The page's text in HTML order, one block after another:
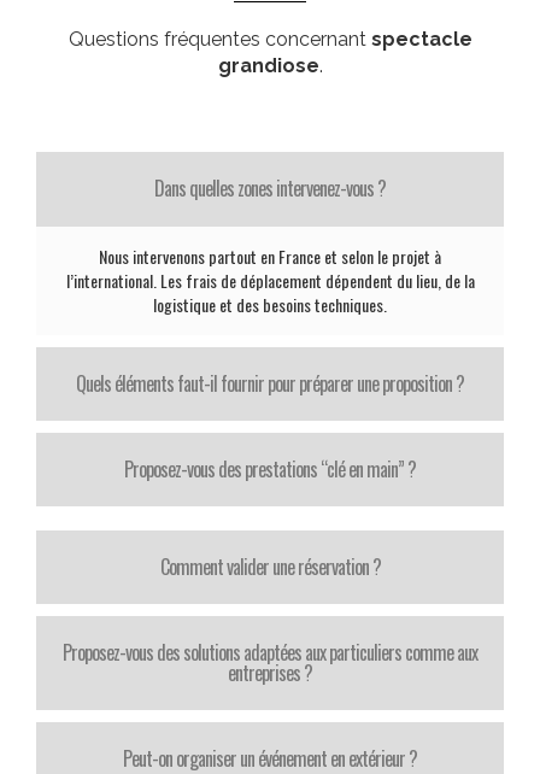
Questions fréquentes concernant spectacle
grandiose.
Dans quelles zones intervenez-vous ?
Nous intervenons partout en France et selon le projet à
l’international. Les frais de déplacement dépendent du lieu, de la
logistique et des besoins techniques.
Quels éléments faut-il fournir pour préparer une proposition ?
Proposez-vous des prestations “clé en main” ?
Comment valider une réservation ?
Proposez-vous des solutions adaptées aux particuliers comme aux
entreprises ?
Peut-on organiser un événement en extérieur ?